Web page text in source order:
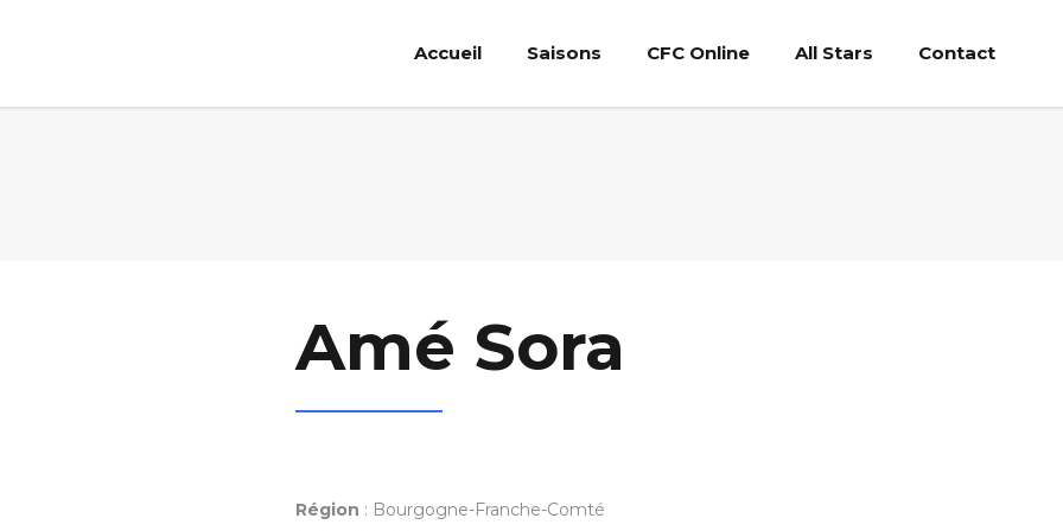
Accueil Saisons CFC Online All Stars Contact
Amé Sora
Région : Bourgogne-Franche-Comté